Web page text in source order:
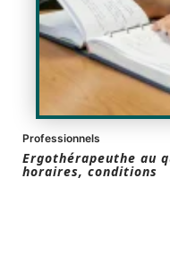
Professionnels
Ergothérapeuthe au
horaires, conditions